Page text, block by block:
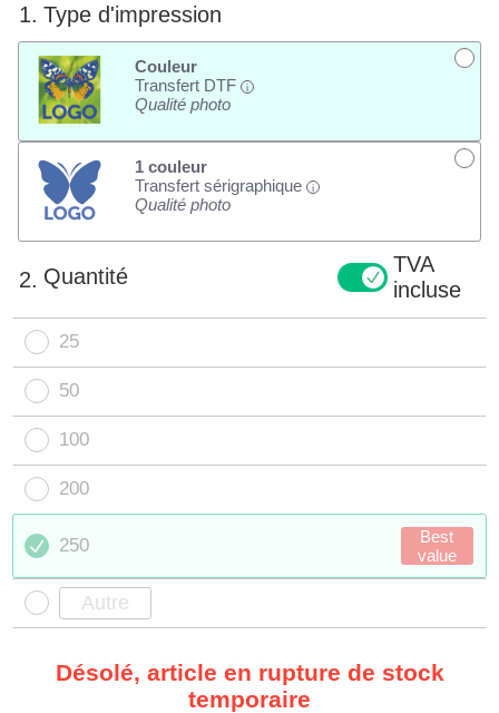
1. Type d'impression
Couleur
Transfert DTF
i
Qualité photo
1 couleur
Transfert sérigraphique
i
Qualité photo
2. Quantité
TVA
incluse
25
50
100
200
250
Best
value
Désolé, article en rupture de stock
temporaire